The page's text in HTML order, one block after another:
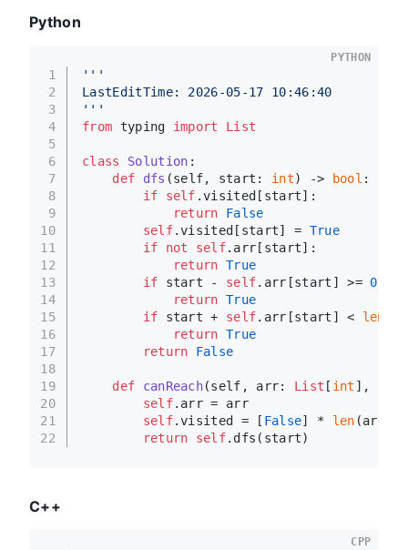
Python
1
2
3
4
5
6
7
8
9
10
11
12
13
14
15
16
17
18
19
20
21
22
'''
LastEditTime: 2026-05-17 10:46:40
'''
from typing import List
class Solution :
def
dfs (self, start: int) -> bool :
if
self .visited[start]:
return
False
self.visited[start] = True
if
not self.arr[start]:
return True
if start - self.arr[start] >= 0
return True
if start + self.arr[start] < len
return True
return
False
def canReach(self, arr: List [ int ],
self.arr = arr
self.visited = [ False] * len (arr)
return
self.dfs(start)
PYTHON
C++
CPP